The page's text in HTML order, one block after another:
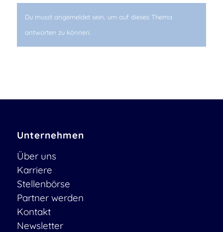
Du musst angemeldet sein, um auf dieses Thema
antworten zu können.
Unternehmen
Über uns
Karriere
Stellenbörse
Partner werden
Kontakt
Newsletter